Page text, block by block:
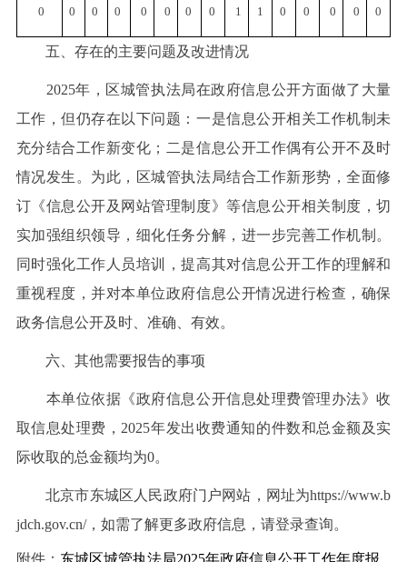
0 0 0 0 0 0 0 0 1 1 0 0 0 0 0
五、存在的主要问题及改进情况
2025年，区城管执法局在政府信息公开方面做了大量
工作，但仍存在以下问题：一是信息公开相关工作机制未
充分结合工作新变化；二是信息公开工作偶有公开不及时
情况发生。为此，区城管执法局结合工作新形势，全面修
订《信息公开及网站管理制度》等信息公开相关制度，切
实加强组织领导，细化任务分解，进一步完善工作机制。
同时强化工作人员培训，提高其对信息公开工作的理解和
重视程度，并对本单位政府信息公开情况进行检查，确保
政务信息公开及时、准确、有效。
六、其他需要报告的事项
本单位依据《政府信息公开信息处理费管理办法》收
取信息处理费，2025年发出收费通知的件数和总金额及实
际收取的总金额均为0。
北京市东城区人民政府门户网站，网址为https://www.b
jdch.gov.cn/，如需了解更多政府信息，请登录查询。
附件： 东城区城管执法局2025年政府信息公开工作年度报